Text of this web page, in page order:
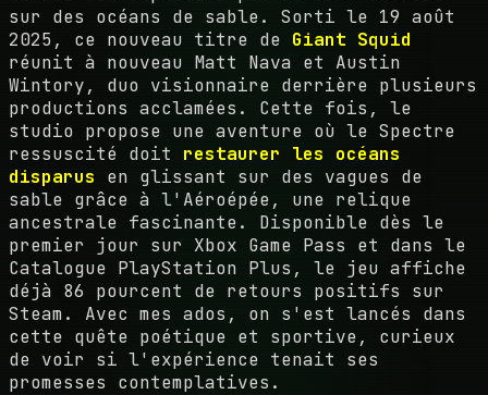
sur des océans de sable. Sorti le 19 août
2025, ce nouveau titre de Giant Squid
réunit à nouveau Matt Nava et Austin
Wintory, duo visionnaire derrière plusieurs
productions acclamées. Cette fois, le
studio propose une aventure où le Spectre
ressuscité doit restaurer les océans
disparus en glissant sur des vagues de
sable grâce à l'Aéroépée, une relique
ancestrale fascinante. Disponible dès le
premier jour sur Xbox Game Pass et dans le
Catalogue PlayStation Plus, le jeu affiche
déjà 86 pourcent de retours positifs sur
Steam. Avec mes ados, on s'est lancés dans
cette quête poétique et sportive, curieux
de voir si l'expérience tenait ses
promesses contemplatives.